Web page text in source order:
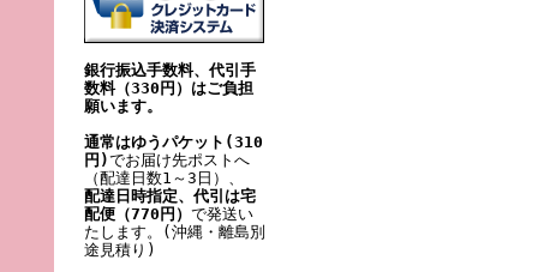
銀行振込手数料、代引手
数料（330円）はご負担
願います。
通常はゆうパケット(310
円)でお届け先ポストへ
（配達日数1～3日）、
配達日時指定、代引は宅
配便（770円） で発送い
たします。(沖縄・離島別
途見積り)